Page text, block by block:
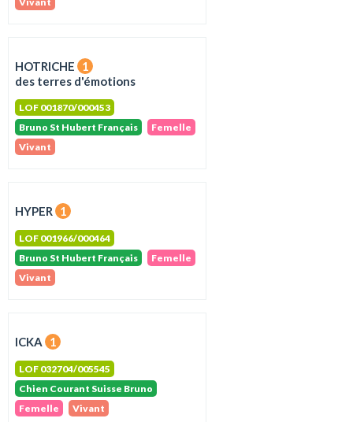
HOTRICHE
1
des terres d'émotions
LOF 001870/000453
Bruno St Hubert Français
Femelle
Vivant
HYPER 1
LOF 001966/000464
Bruno St Hubert Français
Femelle
Vivant
ICKA 1
LOF 032704/005545
Chien Courant Suisse Bruno
Femelle
Vivant